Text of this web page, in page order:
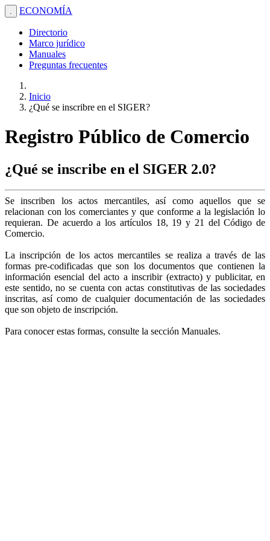
. ECONOMÍA
Directorio
Marco jurídico
Manuales
Preguntas frecuentes
Inicio
¿Qué se inscribre en el SIGER?
Registro Público de Comercio
¿Qué se inscribe en el SIGER 2.0?
Se inscriben los actos mercantiles, así como aquellos que se
relacionan con los comerciantes y que conforme a la legislación lo
requieran. De acuerdo a los artículos 18, 19 y 21 del Código de
Comercio.
La inscripción de los actos mercantiles se realiza a través de las
formas pre-codificadas que son los documentos que contienen la
información esencial del acto a inscribir (extracto) y publicitar, en
este sentido, no se cuenta con actas constitutivas de las sociedades
inscritas, así como de cualquier documentación de las sociedades
que son objeto de inscripción.
Para conocer estas formas, consulte la sección Manuales.